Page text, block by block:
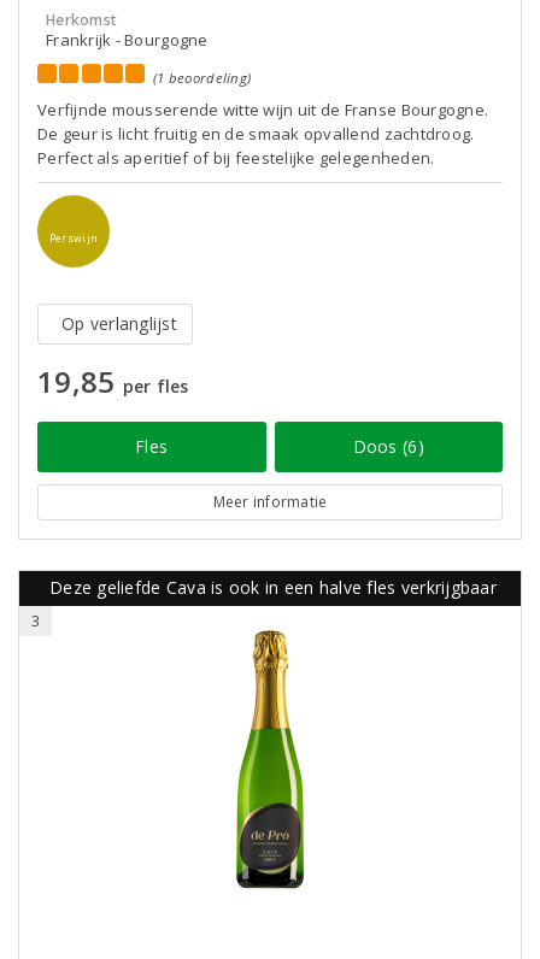
Herkomst
Frankrijk - Bourgogne
(1 beoordeling)
Verfijnde mousserende witte wijn uit de Franse Bourgogne.
De geur is licht fruitig en de smaak opvallend zachtdroog.
Perfect als aperitief of bij feestelijke gelegenheden.
Perswijn
Op verlanglijst
19,85 per fles
Fles Doos (6)
Meer informatie
Deze geliefde Cava is ook in een halve fles verkrijgbaar
3